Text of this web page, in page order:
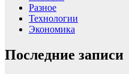
Разное
Технологии
Экономика
Последние записи